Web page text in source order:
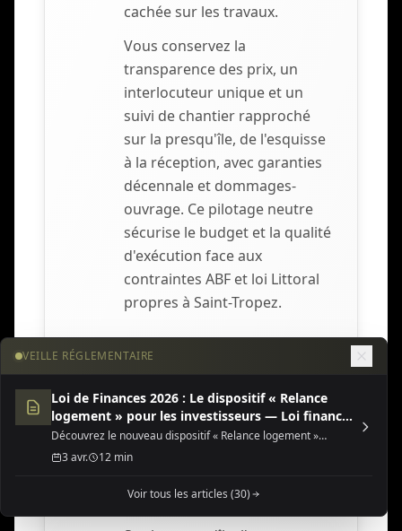
cachée sur les travaux.
Vous conservez la
transparence des prix, un
interlocuteur unique et un
suivi de chantier rapproché
sur la presqu'île, de l'esquisse
à la réception, avec garanties
décennale et dommages-
ouvrage. Ce pilotage neutre
sécurise le budget et la qualité
d'exécution face aux
contraintes ABF et loi Littoral
propres à Saint-Tropez.
6
Piscine écologique,
gestion de l'eau et
paysagisme
méditerranéen
VEILLE RÉGLEMENTAIRE
Loi de Finances 2026 : Le dispositif « Relance
logement » pour les investisseurs — Loi finances
2026 dispositif relance
Découvrez le nouveau dispositif « Relance logement »
(Jeanbrun) de la Loi de Finances 2026, une opportunité fiscale
majeure pour l'investissement locatif neuf ou rénové.
3 avr. 12 min
Voir tous les articles (30)